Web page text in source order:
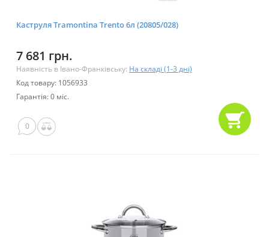
Каструля Tramontina Trento 6л (20805/028)
7 681 грн.
Наявність в Івано-Франківську: На складі (1-3 дні)
Код товару: 1056933
Гарантія: 0 міс.
0